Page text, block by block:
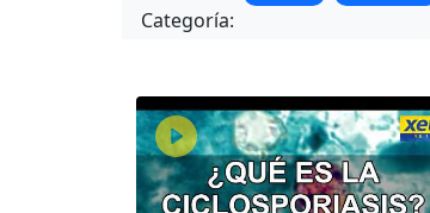
Categoría: